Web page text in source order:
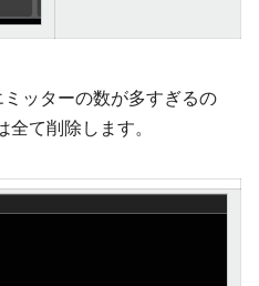
ッターの数が多すぎるの
て削除します。